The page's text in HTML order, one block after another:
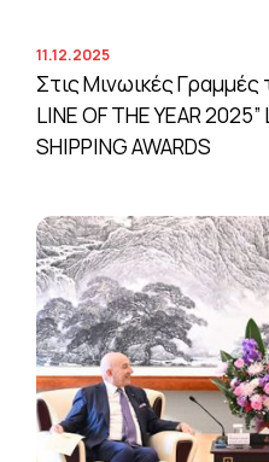
11.12.2025
Στις Μινωικές Γραμμές
LINE OF THE YEAR
SHIPPING AWARDS